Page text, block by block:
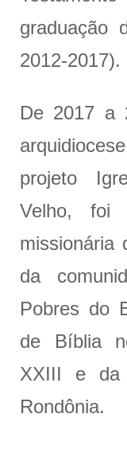
graduação
2012-2017).
De 2017 a
projeto
Velho, foi
missionária
da
Pobres do
de Bíblia
XXIII e da
Rondônia.